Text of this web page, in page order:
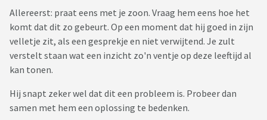
wat moeten we nu?
Hoe komt dit ooit goed?
Is er iemand die zich hier in herkend, eigen ervaringen?
Groeten Linda
Allereerst: praat eens met je zoon. Vraag hem eens hoe het
komt dat dit zo gebeurt. Op een moment dat hij goed in zijn
velletje zit, als een gesprekje en niet verwijtend. Je zult
verstelt staan wat een inzicht zo'n ventje op deze leeftijd al
kan tonen.
Hij snapt zeker wel dat dit een probleem is. Probeer dan
samen met hem een oplossing te bedenken.